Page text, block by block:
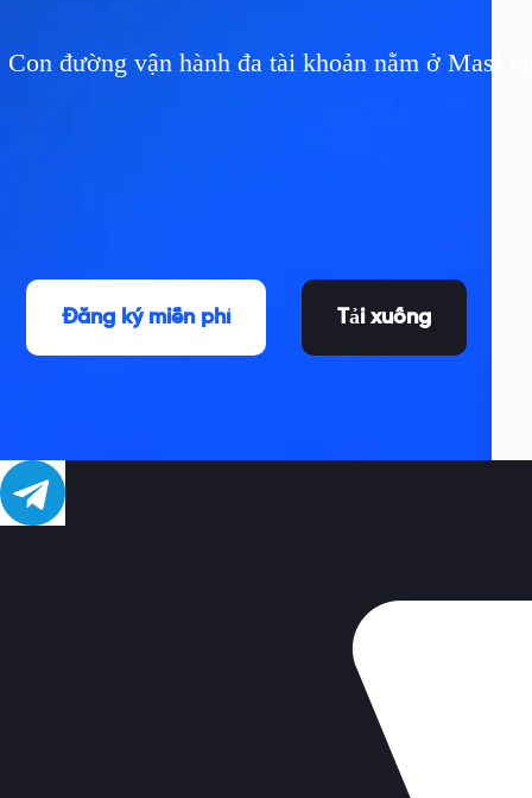
Con đường vận hành đa tài khoản nằm ở
Đăng ký miễn phí Tải xuống